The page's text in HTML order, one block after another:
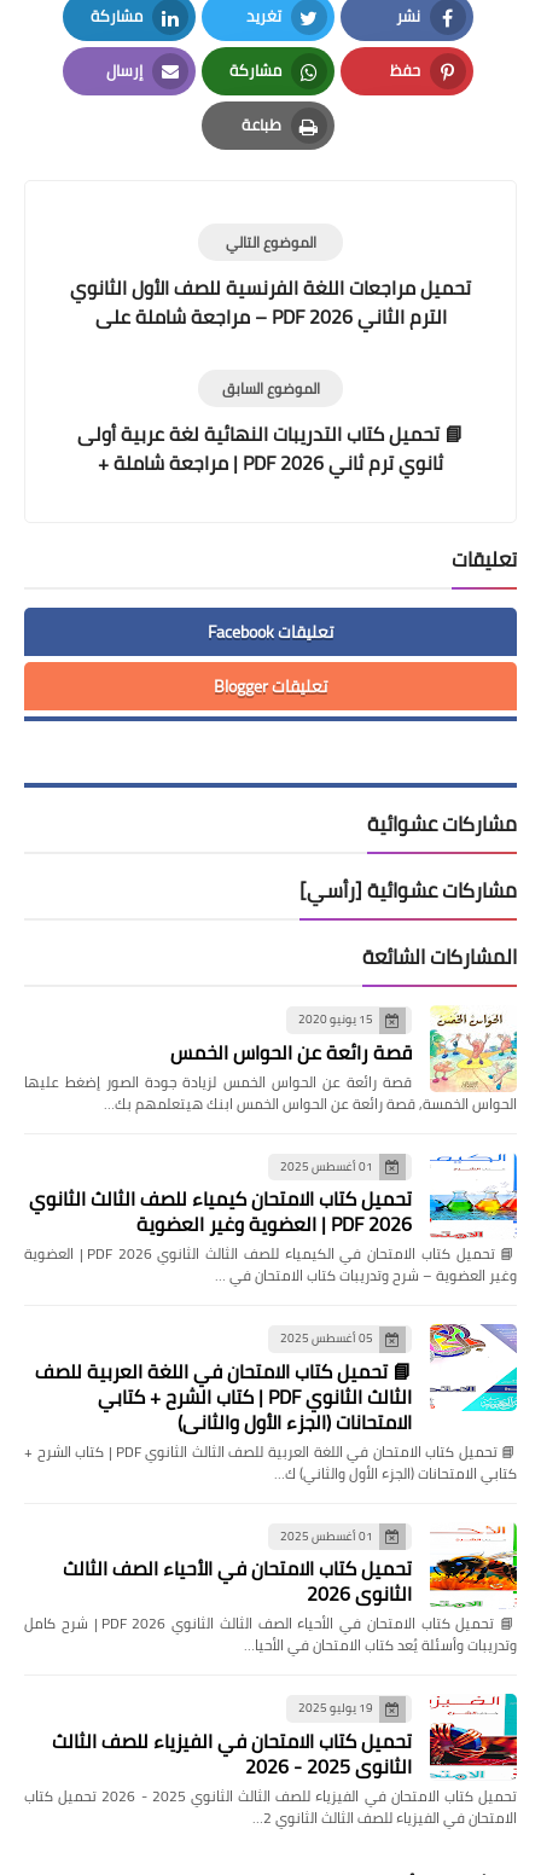
نشر
Facebook
تغريد
Twitter
مشاركة
LinkedIn
حفظ
Pinterest
مشاركة
Whatsapp
إرسال
Email
طباعة
Print
الموضوع التالي
تحميل مراجعات اللغة الفرنسية للصف الأول الثانوي
الترم الثاني 2026 PDF – مراجعة شاملة على
الكلمات والقواعد والأفعال وبنك أسئلة متميز
الموضوع السابق
📘 تحميل كتاب التدريبات النهائية لغة عربية أولى
ثانوي ترم ثاني 2026 PDF | مراجعة شاملة +
تعليقات
تعليقات Facebook
تعليقات Blogger
مشاركات عشوائية
مشاركات عشوائية [رأسي]
المشاركات الشائعة
15 يونيو 2020
قصة رائعة عن الحواس الخمس
قصة رائعة عن الحواس الخمس لزيادة جودة الصور إضغط عليها
الحواس الخمسة, قصة رائعة عن الحواس الخمس ابنك هيتعلمهم بك…
01 أغسطس 2025
تحميل كتاب الامتحان كيمياء للصف الثالث الثانوي
2026 PDF | العضوية وغير العضوية
📘 تحميل كتاب الامتحان في الكيمياء للصف الثالث الثانوي 2026 PDF | العضوية
وغير العضوية – شرح وتدريبات كتاب الامتحان في …
05 أغسطس 2025
📘 تحميل كتاب الامتحان في اللغة العربية للصف
الثالث الثانوي PDF | كتاب الشرح + كتابي
الامتحانات (الجزء الأول والثاني)
📘 تحميل كتاب الامتحان في اللغة العربية للصف الثالث الثانوي PDF | كتاب الشرح +
كتابي الامتحانات (الجزء الأول والثاني) ك…
01 أغسطس 2025
تحميل كتاب الامتحان في الأحياء الصف الثالث
الثانوي 2026
📘 تحميل كتاب الامتحان في الأحياء الصف الثالث الثانوي 2026 PDF | شرح كامل
وتدريبات وأسئلة يُعد كتاب الامتحان في الأحيا…
19 يوليو 2025
تحميل كتاب الامتحان في الفيزياء للصف الثالث
الثانوي 2025 - 2026
تحميل كتاب الامتحان في الفيزياء للصف الثالث الثانوي 2025 - 2026 تحميل كتاب
الامتحان في الفيزياء للصف الثالث الثانوي 2…